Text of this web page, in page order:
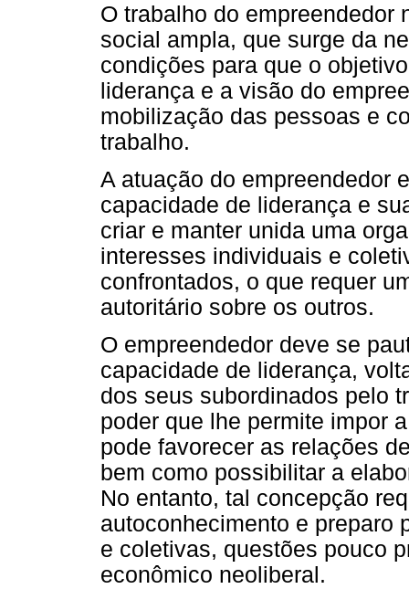
O trabalho do empreendedor
social ampla, que surge da
condições para que o
liderança e a visão do
mobilização das pessoas e
trabalho.
A atuação do empreendedor
capacidade de liderança e
criar e manter unida uma
interesses individuais e
confrontados, o que requer
autoritário sobre os outros.
O empreendedor deve se
capacidade de liderança,
dos seus subordinados pelo
poder que lhe permite impor
pode favorecer as relações
bem como possibilitar a
No entanto, tal concepção
autoconhecimento e preparo
e coletivas, questões pouco
econômico neoliberal.